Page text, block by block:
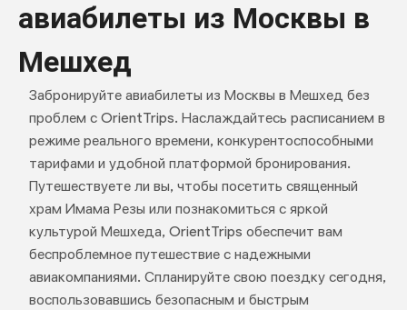
авиабилеты из Москвы в
Мешхед
Забронируйте авиабилеты из Москвы в Мешхед без
проблем с OrientTrips. Наслаждайтесь расписанием в
режиме реального времени, конкурентоспособными
тарифами и удобной платформой бронирования.
Путешествуете ли вы, чтобы посетить священный
храм Имама Резы или познакомиться с яркой
культурой Мешхеда, OrientTrips обеспечит вам
беспроблемное путешествие с надежными
авиакомпаниями. Спланируйте свою поездку сегодня,
воспользовавшись безопасным и быстрым